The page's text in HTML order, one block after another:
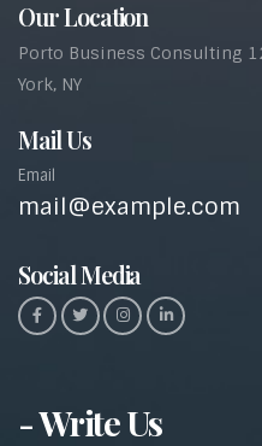
Our Location
Porto Business Consulting
York, NY
Mail Us
Email
mail@example.com
Social Media
- Write Us